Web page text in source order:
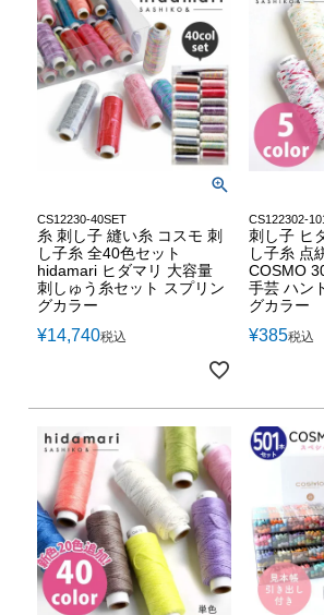
CS12230-40SET
糸 刺し子 縫い糸 コスモ 刺
し子糸 全40色セット
hidamari ヒダマリ 大容量
刺しゅう糸セット スプリン
グカラー
¥14,740税込
CS122302-
刺し子 ヒ
し子糸 点
COSMO
手芸 ハン
グカラー
¥385税込